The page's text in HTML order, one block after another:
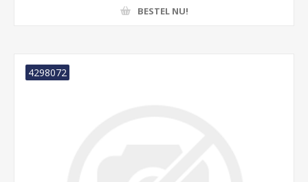
BESTEL NU!
4298072